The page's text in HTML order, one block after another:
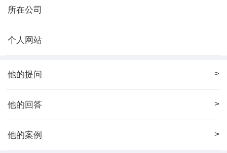
所在公司
个人网站
他的提问 >
他的回答 >
他的案例 >